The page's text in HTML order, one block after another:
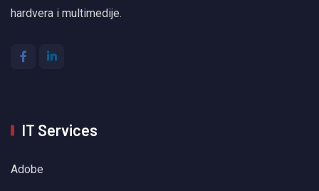
hardvera i multimedije.
IT Services
Adobe